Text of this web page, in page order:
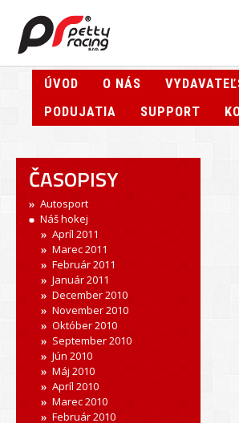
ÚVOD O NÁS
PODUJATIA
SUPPORT
ČASOPISY
Autosport
Náš hokej
Apríl 2011
Marec 2011
Február 2011
Január 2011
December 2010
November 2010
Október 2010
September 2010
Jún 2010
Máj 2010
Apríl 2010
Marec 2010
Február 2010